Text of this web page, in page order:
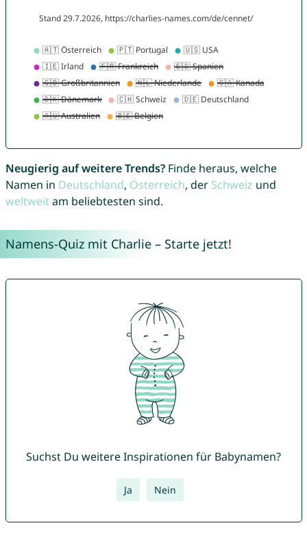
Neugierig auf weitere Trends?Finde heraus, welche
Namen in Deutschland, Österreich, der Schweiz und
weltweitam beliebtesten sind.
Namens-Quiz mit Charlie – Starte jetzt!
Suchst Du weitere Inspirationen für Babynamen?
Ja Nein